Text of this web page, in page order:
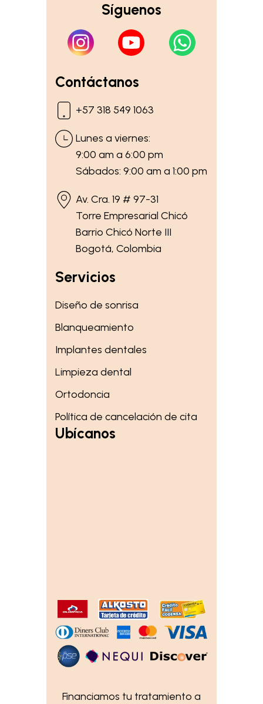
Síguenos
Contáctanos
+57 318 549 1063
Lunes a viernes:
9:00 am a 6:00 pm
Sábados: 9:00 am a 1:00 pm
Av. Cra. 19 # 97-31
Torre Empresarial Chicó
Barrio Chicó Norte III
Bogotá, Colombia
Servicios
Diseño de sonrisa
Blanqueamiento
Implantes dentales
Limpieza dental
Ortodoncia
Política de cancelación de cita
Ubícanos
Financiamos tu tratamiento a